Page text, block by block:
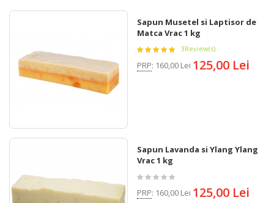
Sapun Musetel si Laptisor de
Matca Vrac 1 kg
3Review(s)
PRP: 160,00 Lei 125,00 Lei
Sapun Lavanda si Ylang Ylang
Vrac 1 kg
PRP: 160,00 Lei 125,00 Lei